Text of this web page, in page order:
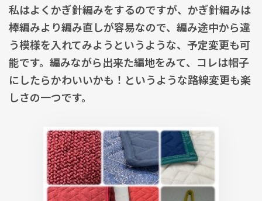
私はよくかぎ針編みをするのですが、かぎ針編みは
棒編みより編み直しが容易なので、編み途中から違
う模様を入れてみようというような、予定変更も可
能です。編みながら出来た編地をみて、コレは帽子
にしたらかわいいかも！というような路線変更も楽
しさの一つです。